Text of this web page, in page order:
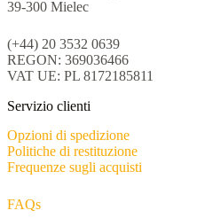
39-300 Mielec
(+44) 20 3532 0639
REGON: 369036466
VAT UE: PL 8172185811
Servizio clienti
Opzioni di spedizione
Politiche di restituzione
Frequenze sugli acquisti
FAQs